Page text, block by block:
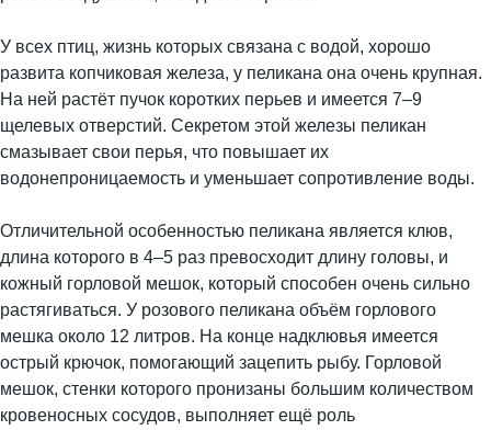
У всех птиц, жизнь которых связана с водой, хорошо
развита копчиковая железа, у пеликана она очень крупная.
На ней растёт пучок коротких перьев и имеется 7–9
щелевых отверстий. Секретом этой железы пеликан
смазывает свои перья, что повышает их
водонепроницаемость и уменьшает сопротивление воды.
Отличительной особенностью пеликана является клюв,
длина которого в 4–5 раз превосходит длину головы, и
кожный горловой мешок, который способен очень сильно
растягиваться. У розового пеликана объём горлового
мешка около 12 литров. На конце надклювья имеется
острый крючок, помогающий зацепить рыбу. Горловой
мешок, стенки которого пронизаны большим количеством
кровеносных сосудов, выполняет ещё роль